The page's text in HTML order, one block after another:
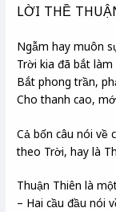
LỜI THỀ
Ngẫm hay muôn
Trời kia đã bắt
Bắt phong trần,
Cho thanh cao,
Cả bốn câu nói về
theo Trời, hay là
Thuận Thiên là
– Hai cầu đầu nói